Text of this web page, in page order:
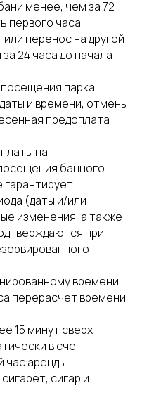
менее, чем за 72
первого часа.
перенос на другой
24 часа до начала
парка,
и времени, отмены
предоплата
на
банного
гарантирует
(даты и/или
изменения, а также
при
времени
перерасчет времени
15 минут сверх
в счет
час аренды.
сигар и